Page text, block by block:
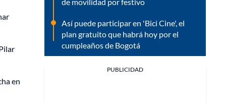
en
Así puede participar en 'Bici Cine', el
plan gratuito que habrá hoy por el
cumpleaños de Bogotá
PUBLICIDAD